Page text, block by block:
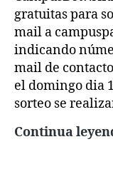
gratuitas para
mail a
indicando
mail de
el domingo dia
sorteo se
Continua